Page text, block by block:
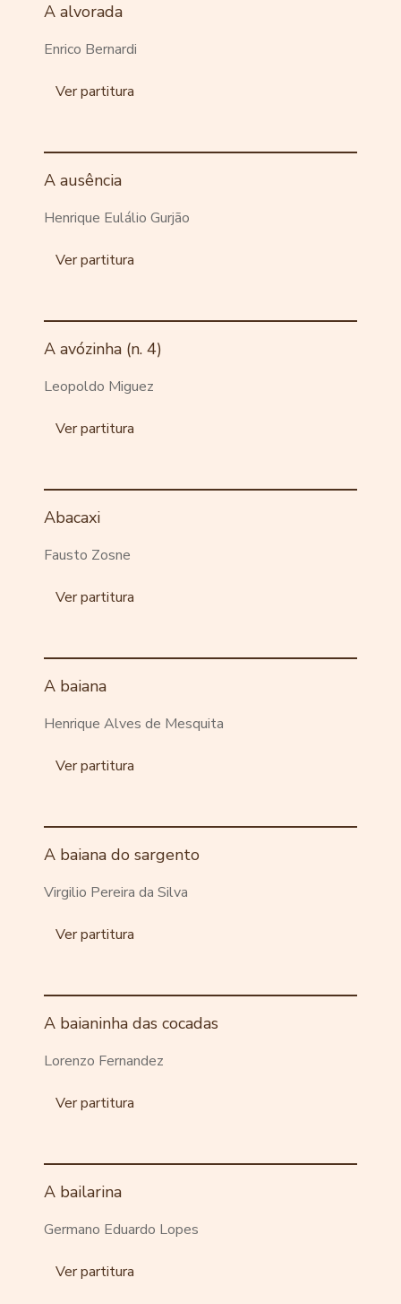
A alvorada
Enrico Bernardi
Ver partitura
A ausência
Henrique Eulálio Gurjão
Ver partitura
A avózinha (n. 4)
Leopoldo Miguez
Ver partitura
Abacaxi
Fausto Zosne
Ver partitura
A baiana
Henrique Alves de Mesquita
Ver partitura
A baiana do sargento
Virgilio Pereira da Silva
Ver partitura
A baianinha das cocadas
Lorenzo Fernandez
Ver partitura
A bailarina
Germano Eduardo Lopes
Ver partitura